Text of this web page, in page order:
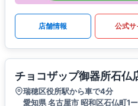
店舗情報 公式サ
チョコザップ御器所石仏
瑞穂区役所駅から車で4分
愛知県 名古屋市 昭和区石仏町1